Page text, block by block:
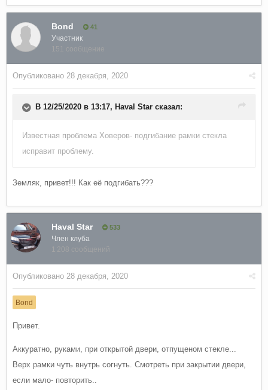
Bond 41
Участник
151 сообщение
Опубликовано 28 декабря, 2020
В 12/25/2020 в 13:17, Haval Star сказал:
Известная проблема Ховеров- подгибание рамки стекла
исправит проблему.
Земляк, привет!!! Как её подгибать???
Haval Star 533
Член клуба
1 208 сообщений
Опубликовано 28 декабря, 2020
Bond
Привет.
Аккуратно, руками, при открытой двери, отпущеном стекле...
Верх рамки чуть внутрь согнуть. Смотреть при закрытии двери,
если мало- повторить..